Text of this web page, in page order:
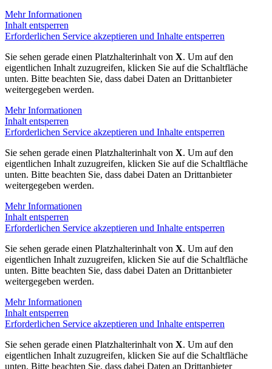
Mehr Informationen
Inhalt entsperren
Erforderlichen Service akzeptieren und Inhalte entsperren
Sie sehen gerade einen Platzhalterinhalt von X. Um auf den
eigentlichen Inhalt zuzugreifen, klicken Sie auf die Schaltfläche
unten. Bitte beachten Sie, dass dabei Daten an Drittanbieter
weitergegeben werden.
Mehr Informationen
Inhalt entsperren
Erforderlichen Service akzeptieren und Inhalte entsperren
Sie sehen gerade einen Platzhalterinhalt von X. Um auf den
eigentlichen Inhalt zuzugreifen, klicken Sie auf die Schaltfläche
unten. Bitte beachten Sie, dass dabei Daten an Drittanbieter
weitergegeben werden.
Mehr Informationen
Inhalt entsperren
Erforderlichen Service akzeptieren und Inhalte entsperren
Sie sehen gerade einen Platzhalterinhalt von X. Um auf den
eigentlichen Inhalt zuzugreifen, klicken Sie auf die Schaltfläche
unten. Bitte beachten Sie, dass dabei Daten an Drittanbieter
weitergegeben werden.
Mehr Informationen
Inhalt entsperren
Erforderlichen Service akzeptieren und Inhalte entsperren
Sie sehen gerade einen Platzhalterinhalt von X. Um auf den
eigentlichen Inhalt zuzugreifen, klicken Sie auf die Schaltfläche
unten. Bitte beachten Sie, dass dabei Daten an Drittanbieter